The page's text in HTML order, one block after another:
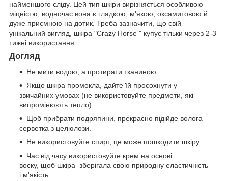
найменшого сліду. Цей тип шкіри вирізняється особливою
міцністю, водночас вона є гладкою, м'якою, оксамитовою й
дуже приємною на дотик. Треба зазначити, що свій
унікальний вигляд, шкіра "Crazy Horse " купує тільки через 2-3
тижні використання.
Догляд
Не мити водою, а протирати тканиною.
Якщо шкіра промокла, дайте їй просохнути у
звичайних умовах (не використовуйте предмети, які
випромінюють тепло).
Щоб прибрати подряпини, прекрасно підійде волога
серветка з целюлози.
Не використовуйте спирт, це може пошкодити шкіру.
Час від часу використовуйте крем на основі
воску, щоб шкіра зберігала свою природну еластичність
і м'якість.